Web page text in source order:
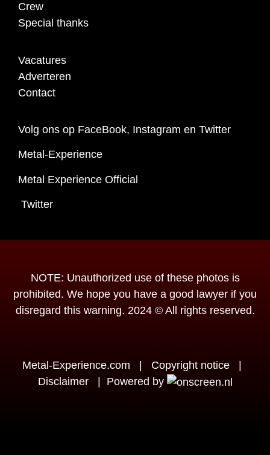
Crew
Special thanks
Vacatures
Adverteren
Contact
Volg ons op FaceBook, Instagram en Twitter
Metal-Experience
Metal Experience Official
Twitter
NOTE: Unauthorized use of these photos is
prohibited. We hope you have a good lawyer if you
disregard this warning. 2024 © All rights reserved.
Metal-Experience.com Copyright notice
Disclaimer
Powered by